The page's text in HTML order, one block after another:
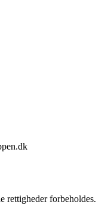
forbeholdes.